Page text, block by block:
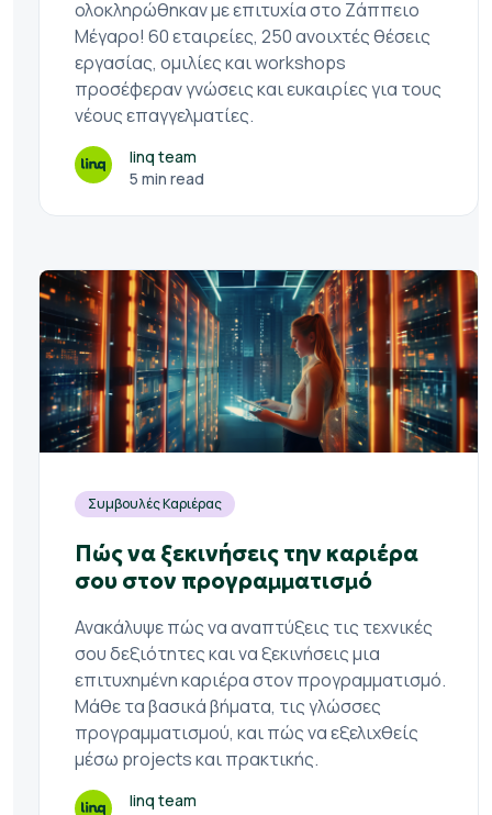
ολοκληρώθηκαν με επιτυχία στο Ζάππειο
Μέγαρο! 60 εταιρείες, 250 ανοιχτές θέσεις
εργασίας, ομιλίες και workshops
προσέφεραν γνώσεις και ευκαιρίες για τους
νέους επαγγελματίες.
linq team
5 min read
Συμβουλές Καριέρας
Πώς να ξεκινήσεις την καριέρα
σου στον προγραμματισμό
Ανακάλυψε πώς να αναπτύξεις τις τεχνικές
σου δεξιότητες και να ξεκινήσεις μια
επιτυχημένη καριέρα στον προγραμματισμό.
Μάθε τα βασικά βήματα, τις γλώσσες
προγραμματισμού, και πώς να εξελιχθείς
μέσω projects και πρακτικής.
linq team